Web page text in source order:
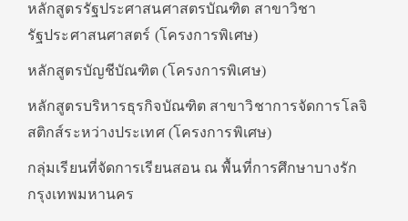
หลักสูตรรัฐประศาสนศาสตรบัณฑิต สาขาวิชา
รัฐประศาสนศาสตร์ (โครงการพิเศษ)
หลักสูตรบัญชีบัณฑิต (โครงการพิเศษ)
หลักสูตรบริหารธุรกิจบัณฑิต สาขาวิชาการจัดการโลจิ
สติกส์ระหว่างประเทศ (โครงการพิเศษ)
กลุ่มเรียนที่จัดการเรียนสอน ณ พื้นที่การศึกษาบางรัก
กรุงเทพมหานคร